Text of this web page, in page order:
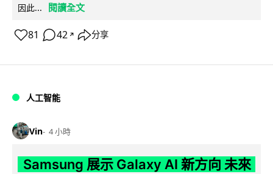
因此...
閱讀全文
81 42 ↗ 分享
人工智能
Vin 4 小時
Samsung 展示 Galaxy AI 新方向 未來